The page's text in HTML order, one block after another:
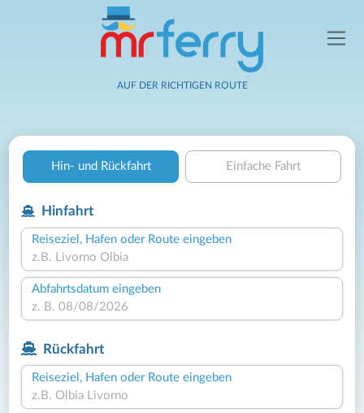
AUF DER RICHTIGEN ROUTE
Hin- und Rückfahrt Einfache Fahrt
Hinfahrt
Reiseziel, Hafen oder Route eingeben
Abfahrtsdatum eingeben
Rückfahrt
Reiseziel, Hafen oder Route eingeben